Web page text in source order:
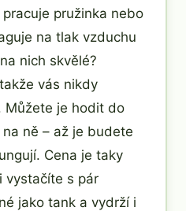
pružinka nebo
na tlak vzduchu
nich skvělé?
vás nikdy
Můžete je hodit do
ně – až je budete
Cena je taky
vystačíte s pár
jako tank a vydrží i